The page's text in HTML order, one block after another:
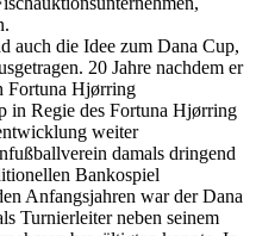
auch die Idee zum Dana Cup,
20 Jahre nachdem er
Fortuna Hjørring
in Regie des Fortuna Hjørring
weiter
damals dringend
Bankospiel
Anfangsjahren war der Dana
Turnierleiter neben seinem